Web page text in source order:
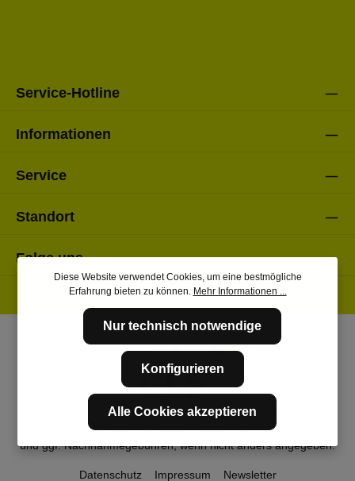
Service-Hotline
Informationen
Service
Standort
Folge uns
* Alle Preise inkl. gesetzl. Mehrwertsteuer zzgl.Versandkosten
und ggf. Nachnahmegebühren, wenn nicht anders angegeben.
Datenschutz Impressum Newsletter
Diese Website verwendet Cookies, um eine bestmögliche
Erfahrung bieten zu können. Mehr Informationen ...
Nur technisch notwendige
Konfigurieren
Alle Cookies akzeptieren